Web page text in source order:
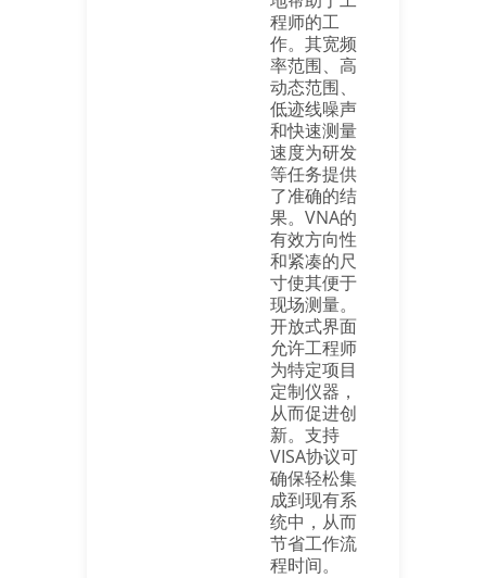
程师的工
作。其宽频
率范围、高
动态范围、
低迹线噪声
和快速测量
速度为研发
等任务提供
了准确的结
果。VNA的
有效方向性
和紧凑的尺
寸使其便于
现场测量。
开放式界面
允许工程师
为特定项目
定制仪器，
从而促进创
新。支持
VISA协议可
确保轻松集
成到现有系
统中，从而
节省工作流
程时间。